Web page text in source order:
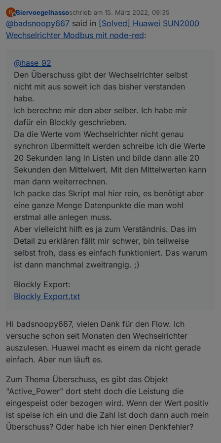
nicht mit aus soweit ich das bisher verstanden
habe.
Ich berechne mir den aber selber. Ich habe mir
Werte 20 Sekunden lang in Listen und bilde
dann alle 20 Sekunden den Mittelwert. Mit den
Mittelwerten kann man dann weiterrechnen.
aber eine ganze Menge Datenpunkte die man
wohl erstmal alle anlegen muss.
Aber vielleicht hilft es ja zum Verständnis. Das
im Detail zu erklären fällt mir schwer, bin
teilweise selbst froh, dass es einfach
funktioniert. Das warum ist dann manchmal
zweitrangig. ;)
Blockly Export:
Blockly Export.txt
B
Offline
Biervoegelhassoschrieb am 15. März 2022, 09:35
zuletzt editiert von
@badsnoopy667 said in [Solved] Huawei SUN2000
Wechselrichter Modbus mit node-red:
@hase_92
Den Überschuss gibt der Wechselrichter selbst
nicht mit aus soweit ich das bisher verstanden
habe.
Ich berechne mir den aber selber. Ich habe mir
dafür ein Blockly geschrieben.
Da die Werte vom Wechselrichter nicht genau
synchron übermittelt werden schreibe ich die Werte
20 Sekunden lang in Listen und bilde dann alle 20
Sekunden den Mittelwert. Mit den Mittelwerten kann
man dann weiterrechnen.
Ich packe das Skript mal hier rein, es benötigt aber
eine ganze Menge Datenpunkte die man wohl
erstmal alle anlegen muss.
Aber vielleicht hilft es ja zum Verständnis. Das im
Detail zu erklären fällt mir schwer, bin teilweise
selbst froh, dass es einfach funktioniert. Das warum
ist dann manchmal zweitrangig. ;)
Blockly Export:
Blockly Export.txt
Hi badsnoopy667, vielen Dank für den Flow. Ich
versuche schon seit Monaten den Wechselrichter
auszulesen. Huawei macht es einem da nicht gerade
einfach. Aber nun läuft es.
Zum Thema Überschuss, es gibt das Objekt
"Active_Power" dort steht doch die Leistung die
eingespeist oder bezogen wird. Wenn der Wert positiv
ist speise ich ein und die Zahl ist doch dann auch mein
Überschuss? Oder habe ich hier einen Denkfehler?